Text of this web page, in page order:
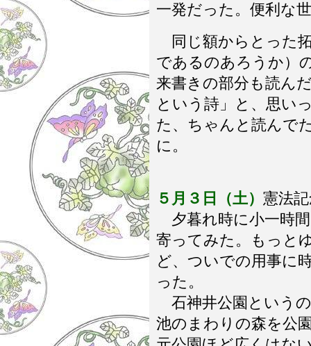
一発だった。便利な
同じ額からとった
であるのあろうか）
来書きの部分も読ん
という詩」と、思い
た、ちゃんと読んで
に。
５月３日（土） 憲法
夕暮れ時に小一時
寄ってみた。もっと
ど、ついでの用事に
った。
石神井公園という
池のまわりの森を公